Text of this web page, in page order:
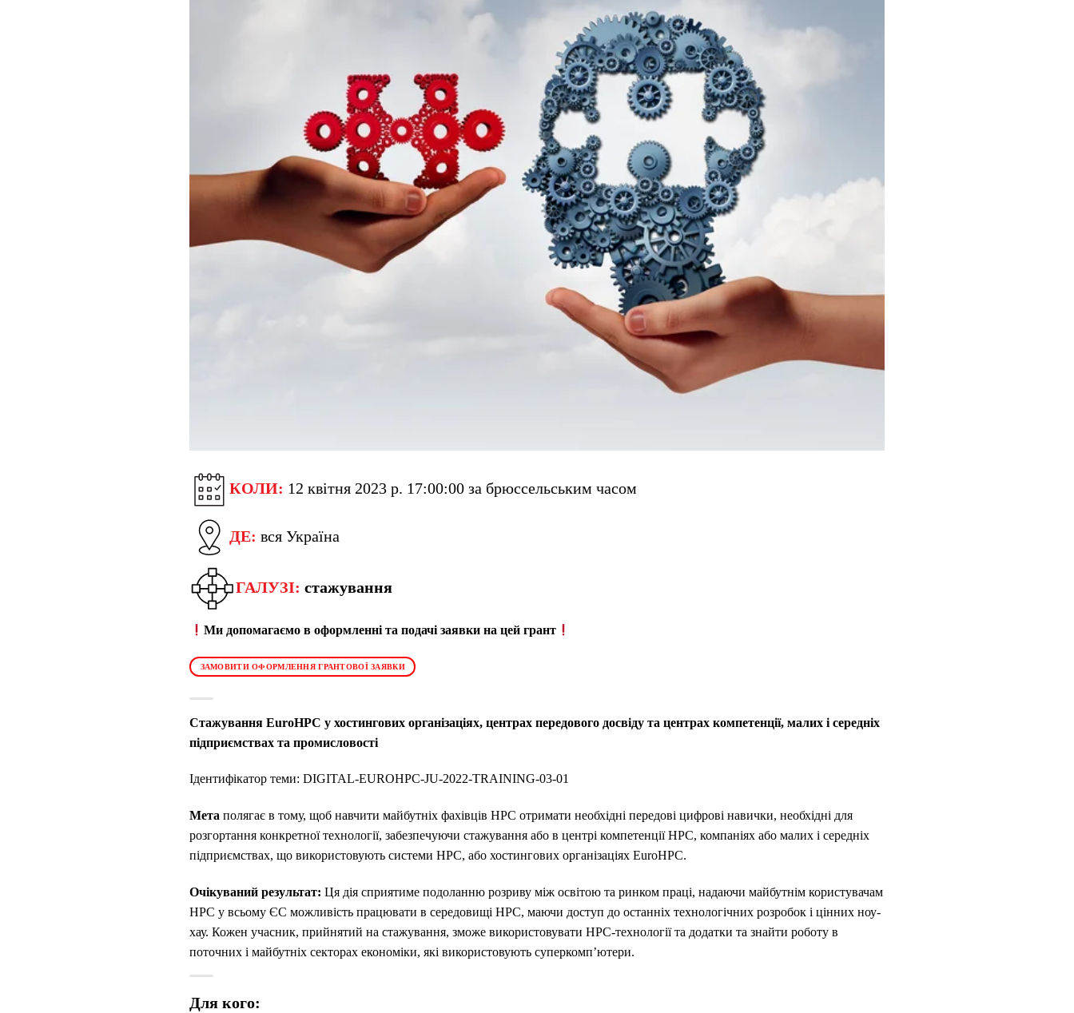
КОЛИ: 12 квітня 2023 р. 17:00:00 за брюссельським часом
ДЕ: вся Україна
ГАЛУЗІ: стажування
Ми допомагаємо в оформленні та подачі заявки на цей грант
ЗАМОВИТИ ОФОРМЛЕННЯ ГРАНТОВОЇ ЗАЯВКИ
Стажування EuroHPC у хостингових організаціях, центрах передового досвіду та центрах компетенції, малих і середніх
підприємствах та промисловості
Ідентифікатор теми: DIGITAL-EUROHPC-JU-2022-TRAINING-03-01
Мета полягає в тому, щоб навчити майбутніх фахівців HPC отримати необхідні передові цифрові навички, необхідні для
розгортання конкретної технології, забезпечуючи стажування або в центрі компетенції HPC, компаніях або малих і середніх
підприємствах, що використовують системи HPC, або хостингових організаціях EuroHPC.
Очікуваний результат: Ця дія сприятиме подоланню розриву між освітою та ринком праці, надаючи майбутнім користувачам
HPC у всьому ЄС можливість працювати в середовищі HPC, маючи доступ до останніх технологічних розробок і цінних ноу-
хау. Кожен учасник, прийнятий на стажування, зможе використовувати HPC-технології та додатки та знайти роботу в
поточних і майбутніх секторах економіки, які використовують суперкомп’ютери.
Для кого: